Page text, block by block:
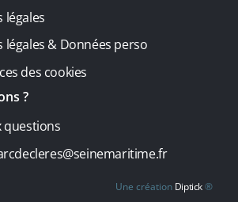
légales
légales & Données perso
des cookies
?
questions
Une création Diptick®